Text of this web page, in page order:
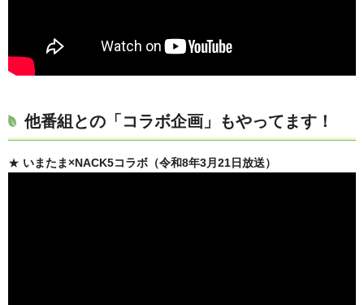
他番組との「コラボ企画」もやってます！
★ いまたま×NACK5コラボ（令和8年3月21日放送）